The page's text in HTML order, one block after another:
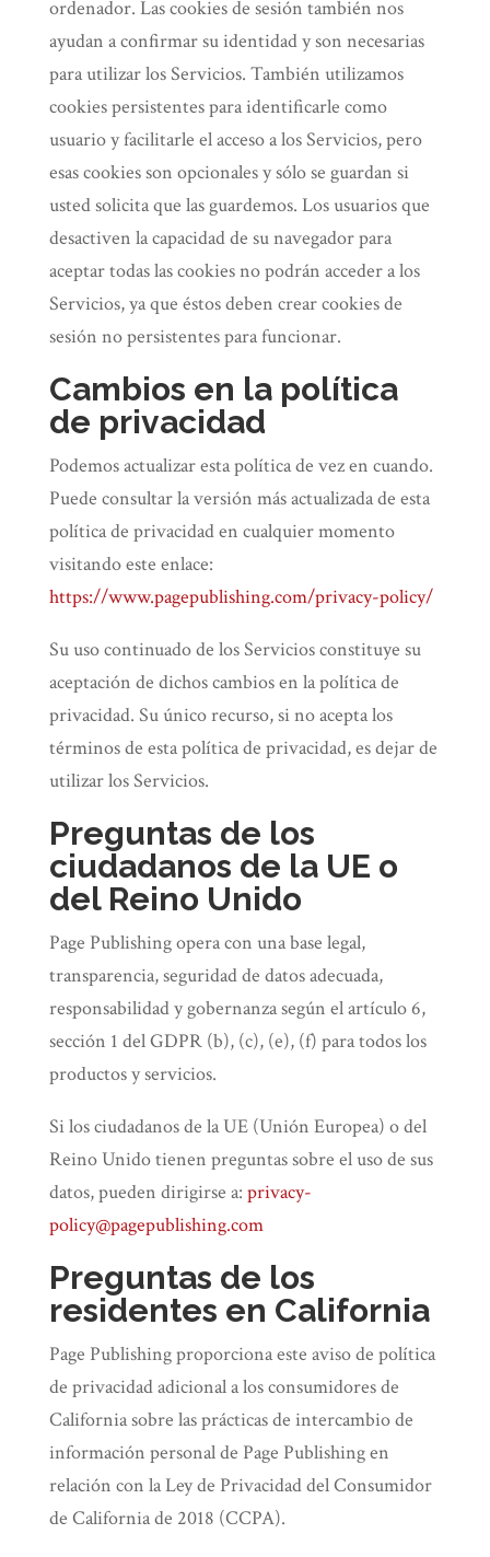
ordenador. Las cookies de sesión también nos
ayudan a confirmar su identidad y son necesarias
para utilizar los Servicios. También utilizamos
cookies persistentes para identificarle como
usuario y facilitarle el acceso a los Servicios, pero
esas cookies son opcionales y sólo se guardan si
usted solicita que las guardemos. Los usuarios que
desactiven la capacidad de su navegador para
aceptar todas las cookies no podrán acceder a los
Servicios, ya que éstos deben crear cookies de
sesión no persistentes para funcionar.
Cambios en la política
de privacidad
Podemos actualizar esta política de vez en cuando.
Puede consultar la versión más actualizada de esta
política de privacidad en cualquier momento
visitando este enlace:
https://www.pagepublishing.com/privacy-policy/
Su uso continuado de los Servicios constituye su
aceptación de dichos cambios en la política de
privacidad. Su único recurso, si no acepta los
términos de esta política de privacidad, es dejar de
utilizar los Servicios.
Preguntas de los
ciudadanos de la UE o
del Reino Unido
Page Publishing opera con una base legal,
transparencia, seguridad de datos adecuada,
responsabilidad y gobernanza según el artículo 6,
sección 1 del GDPR (b), (c), (e), (f) para todos los
productos y servicios.
Si los ciudadanos de la UE (Unión Europea) o del
Reino Unido tienen preguntas sobre el uso de sus
datos, pueden dirigirse a: privacy-
policy@pagepublishing.com
Preguntas de los
residentes en California
Page Publishing proporciona este aviso de política
de privacidad adicional a los consumidores de
California sobre las prácticas de intercambio de
información personal de Page Publishing en
relación con la Ley de Privacidad del Consumidor
de California de 2018 (CCPA).